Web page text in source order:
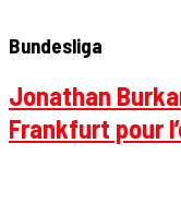
Bundesliga
Jonathan
Frankfurt pour